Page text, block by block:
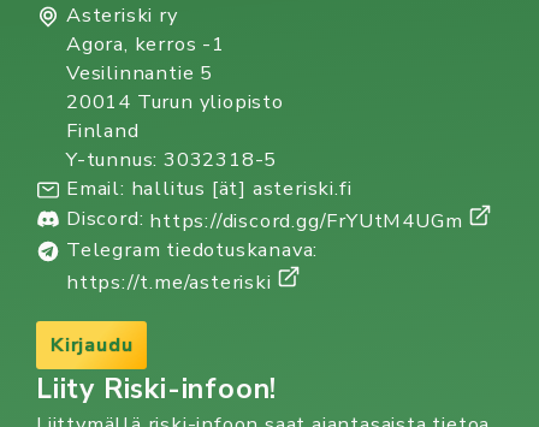
Asteriski ry
Agora, kerros -1
Vesilinnantie 5
20014 Turun yliopisto
Finland
Y-tunnus: 3032318-5
Email: hallitus [ät] asteriski.fi
Discord: https://discord.gg/FrYUtM4UGm
Telegram tiedotuskanava:
https://t.me/asteriski
Kirjaudu
Liity Riski-infoon!